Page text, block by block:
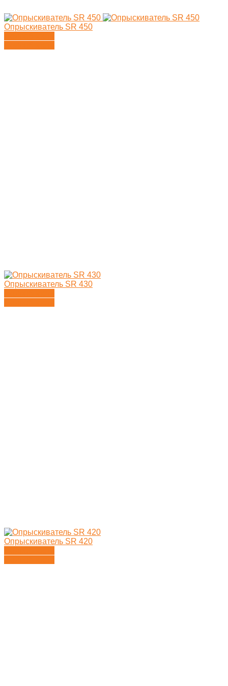
Опрыскиватель SR 450
Опрыскиватель SR 430
Опрыскиватель SR 420